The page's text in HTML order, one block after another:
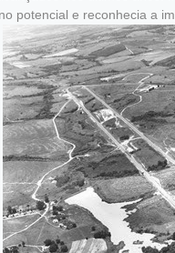
potencial e reconhecia a